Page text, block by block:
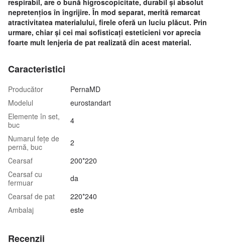
nepretențios în îngrijire. În mod separat, merită remarcat
atractivitatea materialului, firele oferă un luciu plăcut. Prin
urmare, chiar și cei mai sofisticați esteticieni vor aprecia
foarte mult lenjeria de pat realizată din acest material.
Caracteristici
Producător
PernaMD
Modelul
eurostandart
Elemente în set,
buc
4
Numarul fețe de
pernă, buc
2
Сearsaf
200*220
Сearsaf cu
fermuar
da
Сearsaf de pat
220*240
Аmbalaj
este
Recenzii